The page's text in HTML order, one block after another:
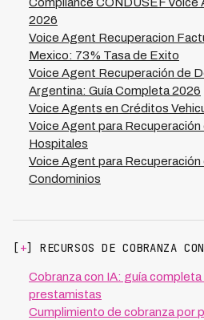
Compliance CONDUSEF Voice
2026
Voice Agent Recuperacion
Mexico: 73% Tasa de Exito
Voice Agent Recuperación de
Argentina: Guía Completa 2026
Voice Agents en Créditos
Voice Agent para
Hospitales
Voice Agent para Recuperación
Condominios
[ +] RECURSOS DE COBRANZA
Cobranza con IA: guía completa
prestamistas
Cumplimiento de cobranza por